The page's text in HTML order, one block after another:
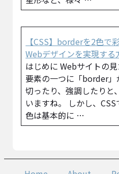
【CSS】borderを2色で
Webデザインを実現する
はじめに Webサイトの
要素の一つに「border」
切ったり、強調したりと
いますね。 しかし、
色は基本的に …